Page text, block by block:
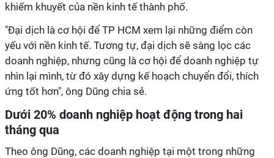
khiếm khuyết của nền kinh tế thành phố.
"Đại dịch là cơ hội để TP HCM xem lại những điểm còn
yếu với nền kinh tế. Tương tự, đại dịch sẽ sàng lọc các
doanh nghiệp, nhưng cũng là cơ hội để doanh nghiệp tự
nhìn lại mình, từ đó xây dựng kế hoạch chuyển đổi, thích
ứng tốt hơn", ông Dũng chia sẻ.
Dưới 20% doanh nghiệp hoạt động trong hai
tháng qua
Theo ông Dũng, các doanh nghiệp tại một trong những